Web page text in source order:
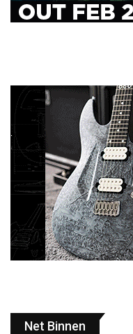
Net Binnen